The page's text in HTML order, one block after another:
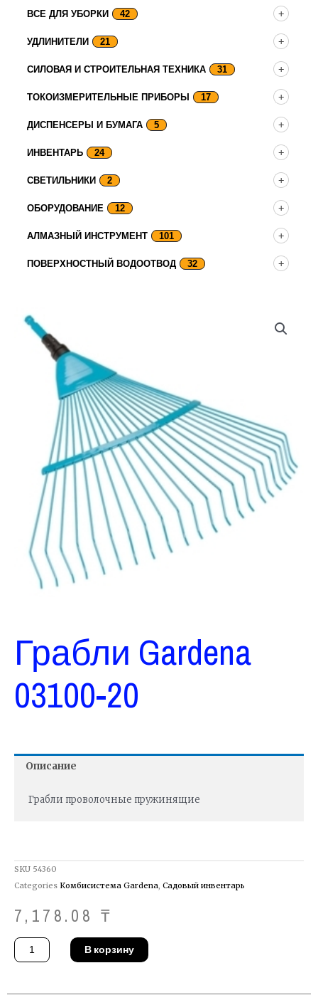
ВСЕ ДЛЯ УБОРКИ 42
УДЛИНИТЕЛИ 21
СИЛОВАЯ И СТРОИТЕЛЬНАЯ ТЕХНИКА 31
ТОКОИЗМЕРИТЕЛЬНЫЕ ПРИБОРЫ 17
ДИСПЕНСЕРЫ И БУМАГА 5
ИНВЕНТАРЬ 24
СВЕТИЛЬНИКИ 2
ОБОРУДОВАНИЕ 12
АЛМАЗНЫЙ ИНСТРУМЕНТ 101
ПОВЕРХНОСТНЫЙ ВОДООТВОД 32
Грабли Gardena
03100-20
Описание
Грабли проволочные пружинящие
SKU 54360
Categories Комбисистема Gardena, Садовый инвентарь
7,178.08 ₸
Количество
товара
Грабли
В корзину